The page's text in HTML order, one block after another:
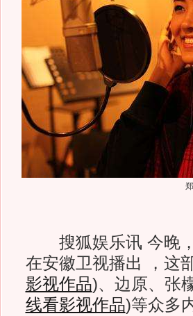
搜狐娱乐讯 今晚，
在安徽卫视播出 ，这
影视作品)、边原、张
线看影视作品)等众多